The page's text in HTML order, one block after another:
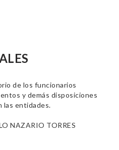
de los funcionarios
y demás disposiciones
las entidades.
NAZARIO TORRES